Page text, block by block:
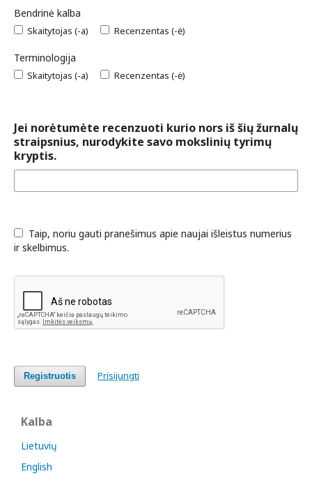
Bendrinė kalba
Skaitytojas (-a) Recenzentas (-ė)
Terminologija
Skaitytojas (-a) Recenzentas (-ė)
Jei norėtumėte recenzuoti kurio nors iš šių žurnalų
straipsnius, nurodykite savo mokslinių tyrimų
kryptis.
Taip, noriu gauti pranešimus apie naujai išleistus numerius
ir skelbimus.
Registruotis Prisijungti
Kalba
Lietuvių
English